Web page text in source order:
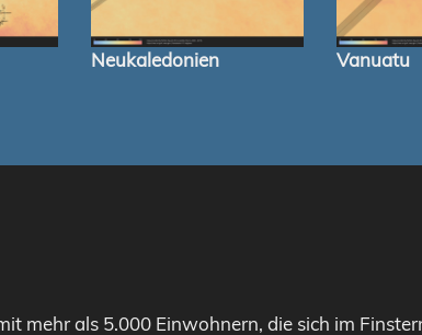
Neukaledonien Vanuatu
mehr als 5.000 Einwohnern, die sich im